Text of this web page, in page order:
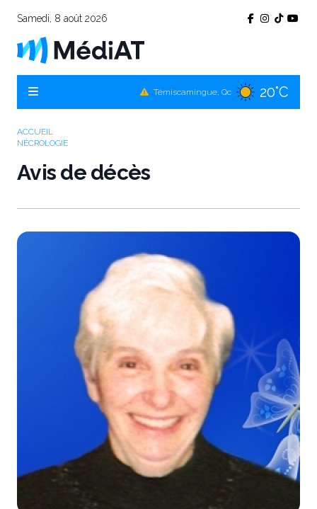
Samedi, 8 août 2026
Témiscamingue, Qc 20°C
19°C
ACCUEIL
NÉCROLOGIE
Avis de décès